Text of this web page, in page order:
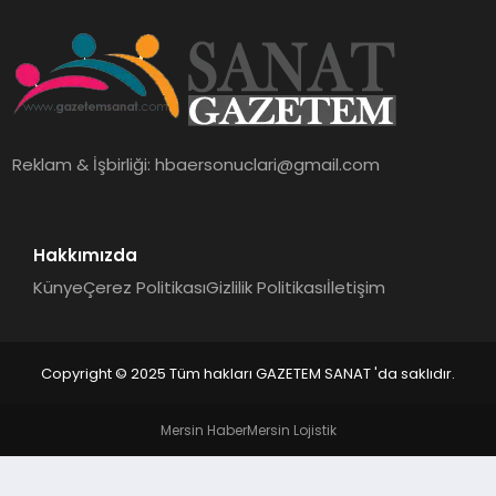
SAĞLIK
Reklam & İşbirliği:hbaersonuclari@gmail.com
Hakkımızda
KünyeÇerez PolitikasıGizlilik Politikasıİletişim
Copyright © 2025 Tüm hakları GAZETEM SANAT 'da saklıdır.
Mersin HaberMersin Lojistik